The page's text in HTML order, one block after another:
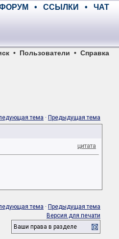
• ССЫЛКИ • ЧАТ
• Пользователи • Справка
тема · Предыдущая тема
цитата
тема · Предыдущая тема
Версия для печати
Ваши права в разделе